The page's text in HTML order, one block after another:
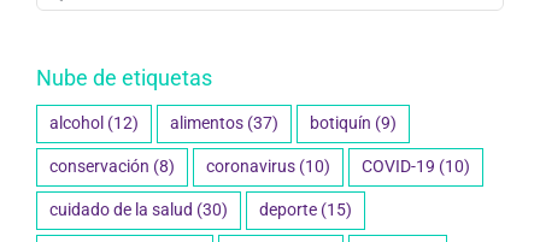
Nube de etiquetas
alcohol (12) alimentos (37) botiquín (9)
conservación (8) coronavirus (10) COVID-19 (10)
cuidado de la salud (30) deporte (15)